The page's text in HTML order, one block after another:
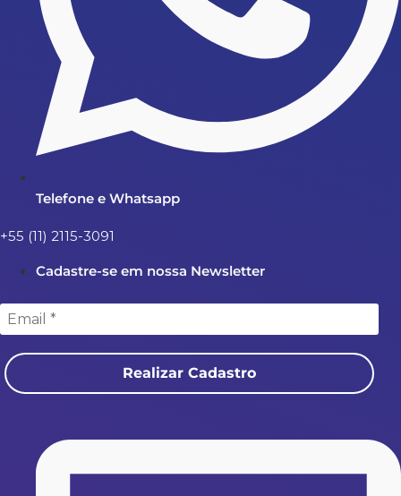
Telefone e Whatsapp
+55 (11) 2115-3091
Cadastre-se em nossa Newsletter
Realizar Cadastro